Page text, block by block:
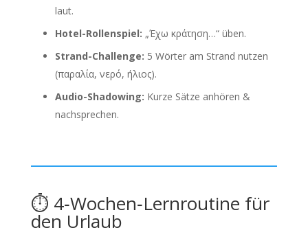
laut.
Hotel-Rollenspiel: „Έχω κράτηση…“ üben.
Strand-Challenge: 5 Wörter am Strand nutzen
(παραλία, νερό, ήλιος).
Audio-Shadowing: Kurze Sätze anhören &
nachsprechen.
⏱️ 4‑Wochen‑Lernroutine für
den Urlaub